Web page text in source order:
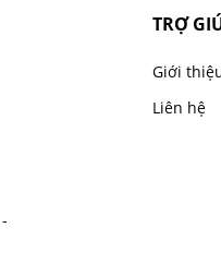
TRỢ
Giới
Liên hệ